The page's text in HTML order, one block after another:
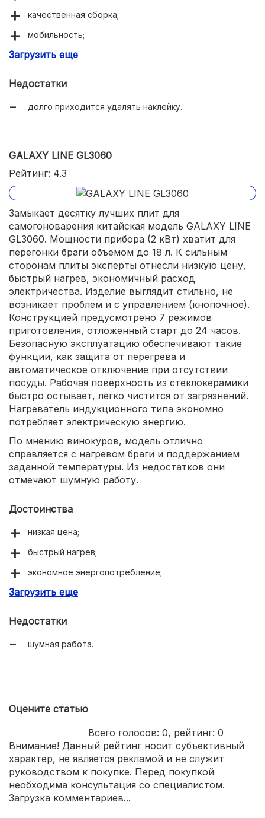
качественная сборка;
мобильность;
быстрый нагрев.
Загрузить еще
Недостатки
долго приходится удалять наклейку.
GALAXY LINE GL3060
Рейтинг: 4.3
Замыкает десятку лучших плит для
самогоноварения китайская модель GALAXY LINE
GL3060. Мощности прибора (2 кВт) хватит для
перегонки браги объемом до 18 л. К сильным
сторонам плиты эксперты отнесли низкую цену,
быстрый нагрев, экономичный расход
электричества. Изделие выглядит стильно, не
возникает проблем и с управлением (кнопочное).
Конструкцией предусмотрено 7 режимов
приготовления, отложенный старт до 24 часов.
Безопасную эксплуатацию обеспечивают такие
функции, как защита от перегрева и
автоматическое отключение при отсутствии
посуды. Рабочая поверхность из стеклокерамики
быстро остывает, легко чистится от загрязнений.
Нагреватель индукционного типа экономно
потребляет электрическую энергию.
По мнению винокуров, модель отлично
справляется с нагревом браги и поддержанием
заданной температуры. Из недостатков они
отмечают шумную работу.
Достоинства
низкая цена;
быстрый нагрев;
экономное энергопотребление;
простая эксплуатация и уход.
Загрузить еще
Недостатки
шумная работа.
Оцените статью
Всего голосов: 0, рейтинг: 0
Внимание! Данный рейтинг носит субъективный
характер, не является рекламой и не служит
руководством к покупке. Перед покупкой
необходима консультация со специалистом.
Загрузка комментариев...